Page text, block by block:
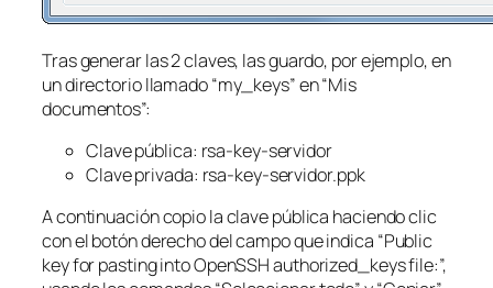
Tras generar las 2 claves, las guardo, por ejemplo, en
un directorio llamado “my_keys” en “Mis
documentos”:
Clave pública: rsa-key-servidor
Clave privada: rsa-key-servidor.ppk
A continuación copio la clave pública haciendo clic
con el botón derecho del campo que indica “Public
key for pasting into OpenSSH authorized_keys file:”,